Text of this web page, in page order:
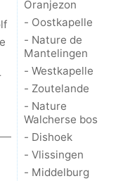
Oranjezon
- Oostkapelle
- Nature de
Mantelingen
- Westkapelle
- Zoutelande
- Nature
Walcherse bos
- Dishoek
- Vlissingen
- Middelburg